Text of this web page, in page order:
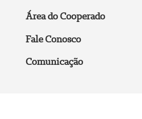
Área do Cooperado
Fale Conosco
Comunicação